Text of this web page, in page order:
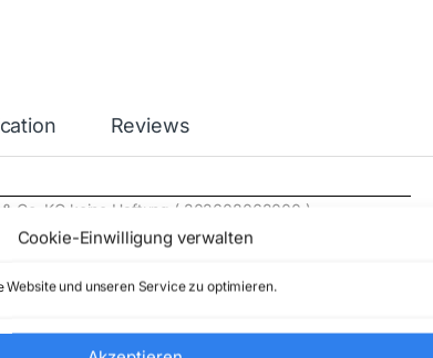
Cookie-Einwilligung verwalten
und unseren Service zu optimieren.
Reviews
Co. KG keine Haftung ( 202608062000 )